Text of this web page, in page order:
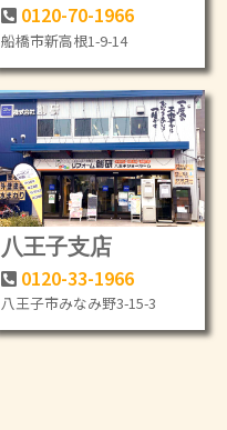
0120-70-1966
船橋市新高根1-9-14
八王子支店
0120-33-1966
八王子市みなみ野3-15-3